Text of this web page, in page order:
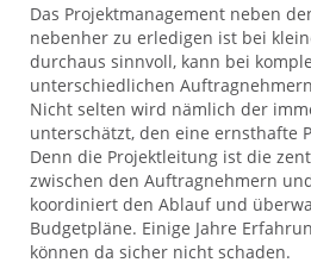
Das Projektmanagement neben
nebenher zu erledigen ist bei
durchaus sinnvoll, kann bei
unterschiedlichen
Nicht selten wird nämlich der
unterschätzt, den eine ernsthafte
Denn die Projektleitung ist die
zwischen den Auftragnehmern
koordiniert den Ablauf und
Budgetpläne. Einige Jahre
können da sicher nicht schaden.